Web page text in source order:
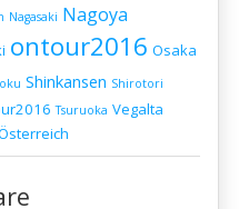
Nagasaki Nagoya
ontour2016 Osaka
Shinkansen Shirotori
Tsuruoka Vegalta